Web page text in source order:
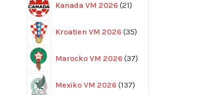
Kanada VM 2026 21
produkter
Kroatien VM 2026 35
produkter
Marocko VM 2026 37
produkter
Mexiko VM 2026 137
produkter